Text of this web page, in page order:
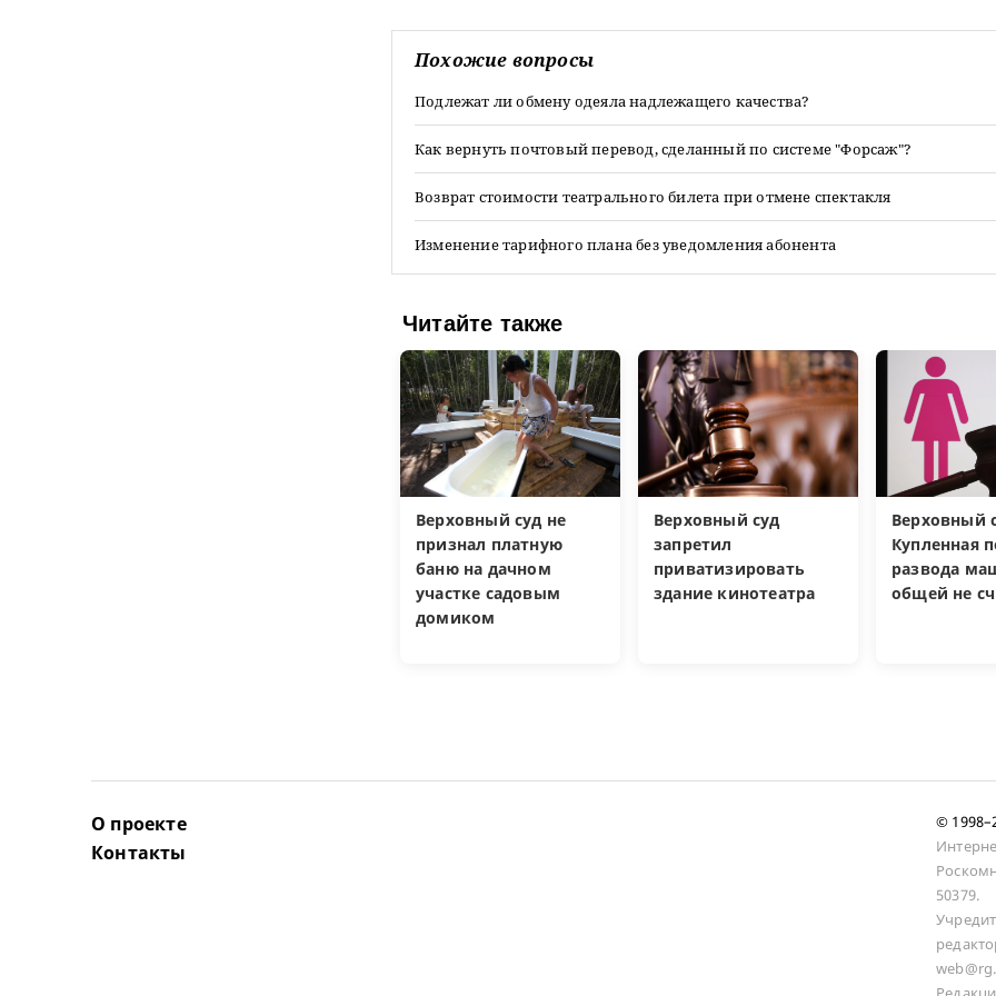
Похожие вопросы
Подлежат ли обмену одеяла надлежащего качества?
Как вернуть почтовый перевод, сделанный по системе "Форсаж"?
Возврат стоимости театрального билета при отмене спектакля
Изменение тарифного плана без уведомления абонента
Читайте также
Верховный суд не
признал платную
баню на дачном
участке садовым
домиком
Верховный суд
запретил
приватизировать
здание кинотеатра
Верховный
Купленная
развода
общей не
О проекте
Контакты
©
50379.